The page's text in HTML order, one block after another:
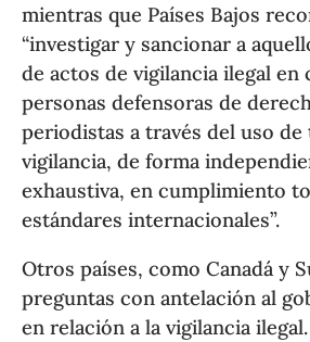
mientras que Países Bajos
“investigar y sancionar a
de actos de vigilancia ilegal en
personas defensoras de
periodistas a través del uso de
vigilancia, de forma
exhaustiva, en cumplimiento
estándares internacionales”.
Otros países, como Canadá y
preguntas con antelación al
en relación a la vigilancia